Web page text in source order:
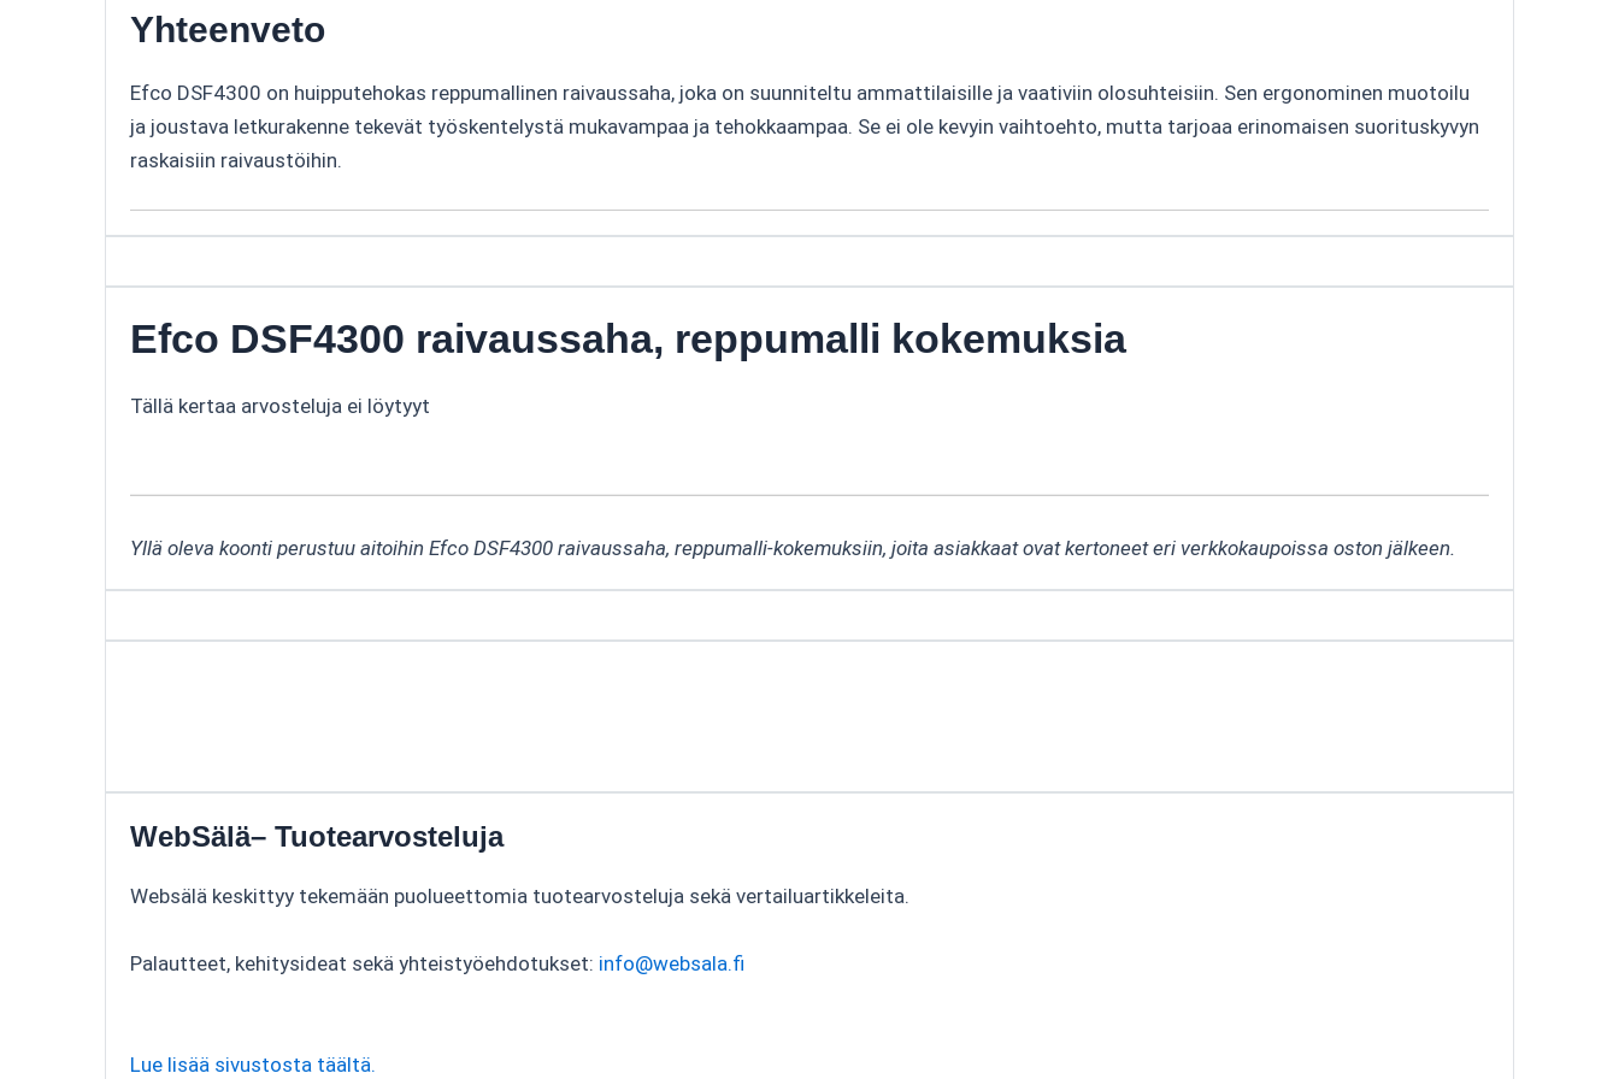
Yhteenveto
Efco DSF4300 on huipputehokas reppumallinen raivaussaha, joka on suunniteltu ammattilaisille ja vaativiin olosuhteisiin. Sen ergonominen muotoilu
ja joustava letkurakenne tekevät työskentelystä mukavampaa ja tehokkaampaa. Se ei ole kevyin vaihtoehto, mutta tarjoaa erinomaisen suorituskyvyn
raskaisiin raivaustöihin.
Efco DSF4300 raivaussaha, reppumalli kokemuksia
Tällä kertaa arvosteluja ei löytyyt
Yllä oleva koonti perustuu aitoihin Efco DSF4300 raivaussaha, reppumalli-kokemuksiin, joita asiakkaat ovat kertoneet eri verkkokaupoissa oston jälkeen.
WebSälä– Tuotearvosteluja
Websälä keskittyy tekemään puolueettomia tuotearvosteluja sekä vertailuartikkeleita.
Palautteet, kehitysideat sekä yhteistyöehdotukset: info@websala.fi
Lue lisää sivustosta täältä.